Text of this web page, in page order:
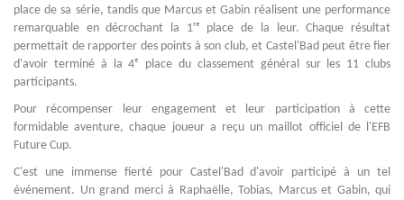
place de sa série, tandis que Marcus et Gabin réalisent une performance
remarquable en décrochant la 1ʳᵉ place de la leur. Chaque résultat
permettait de rapporter des points à son club, et Castel'Bad peut être fier
d'avoir terminé à la 4ᵉ place du classement général sur les 11 clubs
participants.
Pour récompenser leur engagement et leur participation à cette
formidable aventure, chaque joueur a reçu un maillot officiel de l'EFB
Future Cup.
C'est une immense fierté pour Castel'Bad d'avoir participé à un tel
événement. Un grand merci à Raphaëlle, Tobias, Marcus et Gabin, qui